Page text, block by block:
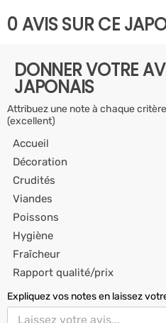
0 AVIS SUR CE
DONNER VOTRE
JAPONAIS
Attribuez une note à chaque
(excellent)
Accueil
Décoration
Crudités
Viandes
Poissons
Hygiène
Fraîcheur
Rapport qualité/prix
Expliquez vos notes en laissez